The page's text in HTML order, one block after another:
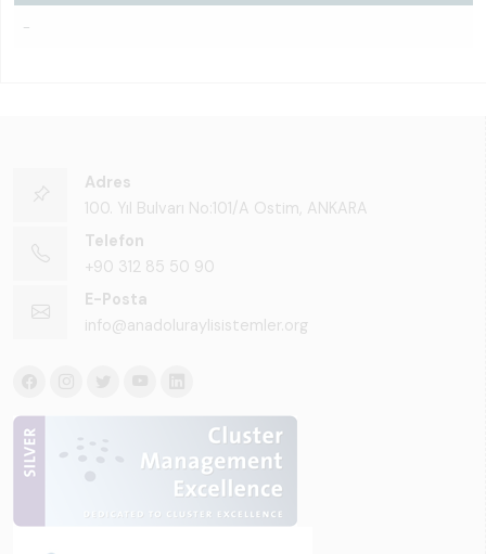
-
Adres
100. Yıl Bulvarı No:101/A Ostim, ANKARA
Telefon
+90 312 85 50 90
E-Posta
info@anadoluraylisistemler.org